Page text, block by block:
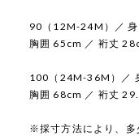
90（12M-24M）／
胸囲 65cm ／ 裄丈
100（24M-36M）／
胸囲 68cm ／ 裄丈
※採寸方法により、多